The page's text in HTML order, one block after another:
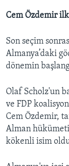
Cem Özdemir
Son seçim
Almanya’daki
dönemin
Olaf Scholz'un
ve FDP
Cem Özdemir,
Alman hükümeti
kökenli isim